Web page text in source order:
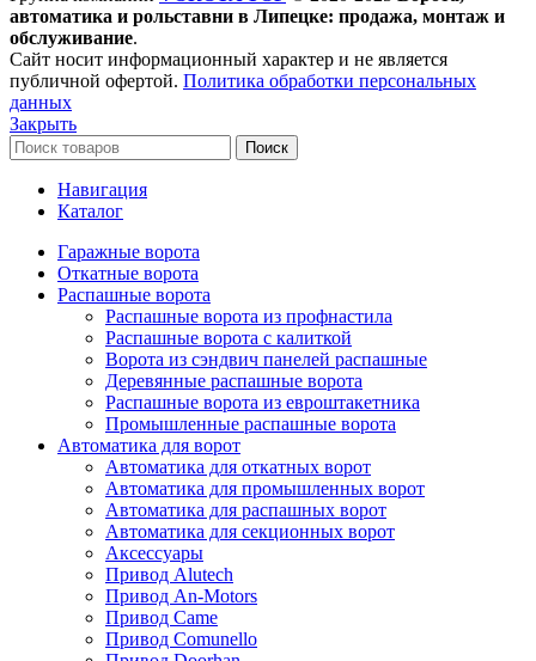
автоматика и рольставни в Липецке: продажа, монтаж и
обслуживание.
Сайт носит информационный характер и не является
публичной офертой. Политика обработки персональных
данных
Закрыть
Поиск
Навигация
Каталог
Гаражные ворота
Откатные ворота
Распашные ворота
Распашные ворота из профнастила
Распашные ворота с калиткой
Ворота из сэндвич панелей распашные
Деревянные распашные ворота
Распашные ворота из евроштакетника
Промышленные распашные ворота
Автоматика для ворот
Автоматика для откатных ворот
Автоматика для промышленных ворот
Автоматика для распашных ворот
Автоматика для секционных ворот
Аксессуары
Привод Alutech
Привод An-Motors
Привод Came
Привод Comunello